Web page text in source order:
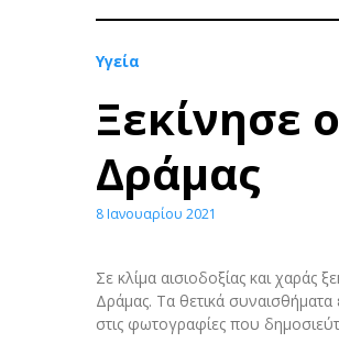
Υγεία
Ξεκίνησε
Δράμας
8 Ιανουαρίου 2021
Σε κλίμα αισιοδοξίας και
Δράμας. Τα θετικά
στις φωτογραφίες που